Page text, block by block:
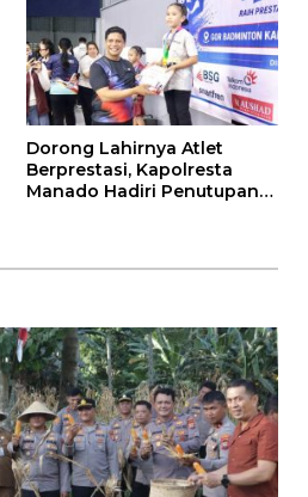
Dorong Lahirnya Atlet
Berprestasi, Kapolresta
Manado Hadiri Penutupan